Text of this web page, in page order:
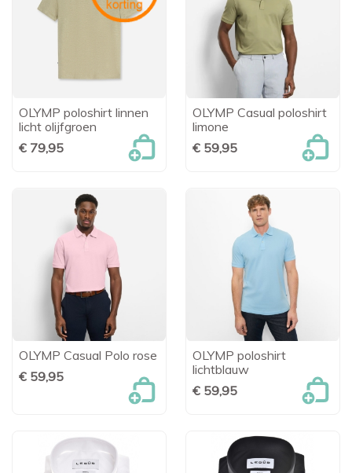
OLYMP poloshirt linnen
licht olijfgroen
€ 79,95
OLYMP Casual poloshirt
limone
€ 59,95
OLYMP Casual Polo rose
€ 59,95
OLYMP poloshirt
lichtblauw
€ 59,95